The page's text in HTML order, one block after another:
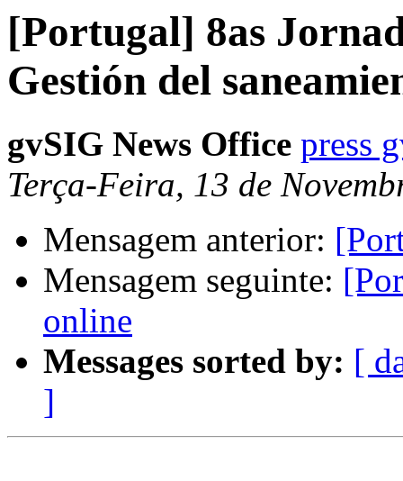
[Portugal] 8as
Gestión del
gvSIG News Office press
Terça-Feira, 13 de
Mensagem anterior:
Mensagem seguinte:
online
Messages sorted by: [
]